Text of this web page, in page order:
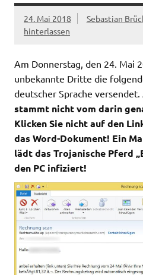
24. Mai 2018 Sebastian
hinterlassen
Am Donnerstag, den 24. Mai
unbekannte Dritte die
deutscher Sprache versendet.
stammt nicht vom darin
Klicken Sie nicht auf den
das Word-Dokument! Ein
lädt das Trojanische Pferd
den PC infiziert!